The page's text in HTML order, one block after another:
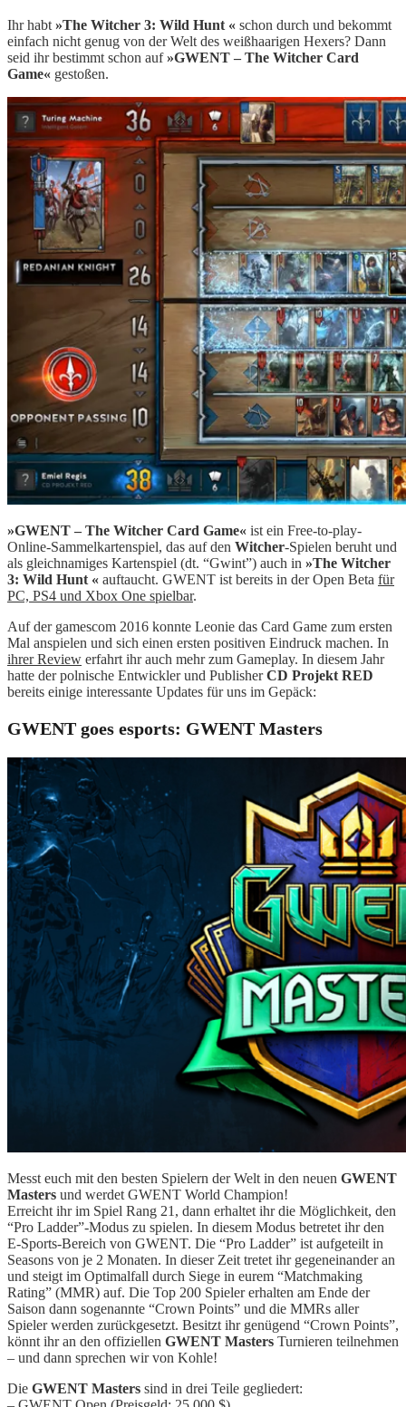
Ihr habt »The Witcher 3: Wild Hunt « schon durch und bekommt
einfach nicht genug von der Welt des weißhaarigen Hexers? Dann
seid ihr bestimmt schon auf»GWENT – The Witcher Card
Game« gestoßen.
»GWENT – The Witcher Card Game« ist ein Free-to-play-
Online-Sammelkartenspiel, das auf den Witcher-Spielen beruht und
als gleichnamiges Kartenspiel (dt. “Gwint”) auch in »The Witcher
3: Wild Hunt « auftaucht. GWENT ist bereits in der Open Beta für
PC, PS4 und Xbox One spielbar.
Auf der gamescom 2016 konnte Leonie das Card Game zum ersten
Mal anspielen und sich einen ersten positiven Eindruck machen. In
ihrer Review erfahrt ihr auch mehr zum Gameplay. In diesem Jahr
hatte der polnische Entwickler und PublisherCD Projekt RED
bereits einige interessante Updates für uns im Gepäck:
GWENT goes esports: GWENT Masters
Messt euch mit den besten Spielern der Welt in den neuen GWENT
Masters und werdet GWENT World Champion!
Erreicht ihr im Spiel Rang 21, dann erhaltet ihr die Möglichkeit, den
“Pro Ladder”-Modus zu spielen. In diesem Modus betretet ihr den
E-Sports-Bereich von GWENT. Die “Pro Ladder” ist aufgeteilt in
Seasons von je 2 Monaten. In dieser Zeit tretet ihr gegeneinander an
und steigt im Optimalfall durch Siege in eurem “Matchmaking
Rating” (MMR) auf. Die Top 200 Spieler erhalten am Ende der
Saison dann sogenannte “Crown Points” und die MMRs aller
Spieler werden zurückgesetzt. Besitzt ihr genügend “Crown Points”,
könnt ihr an den offiziellen GWENT Masters Turnieren teilnehmen
– und dann sprechen wir von Kohle!
Die GWENT Masters sind in drei Teile gegliedert: